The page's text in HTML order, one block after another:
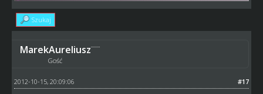
Szukaj
MarekAureliusz
Gość
#17
2012-10-15, 20:09:06